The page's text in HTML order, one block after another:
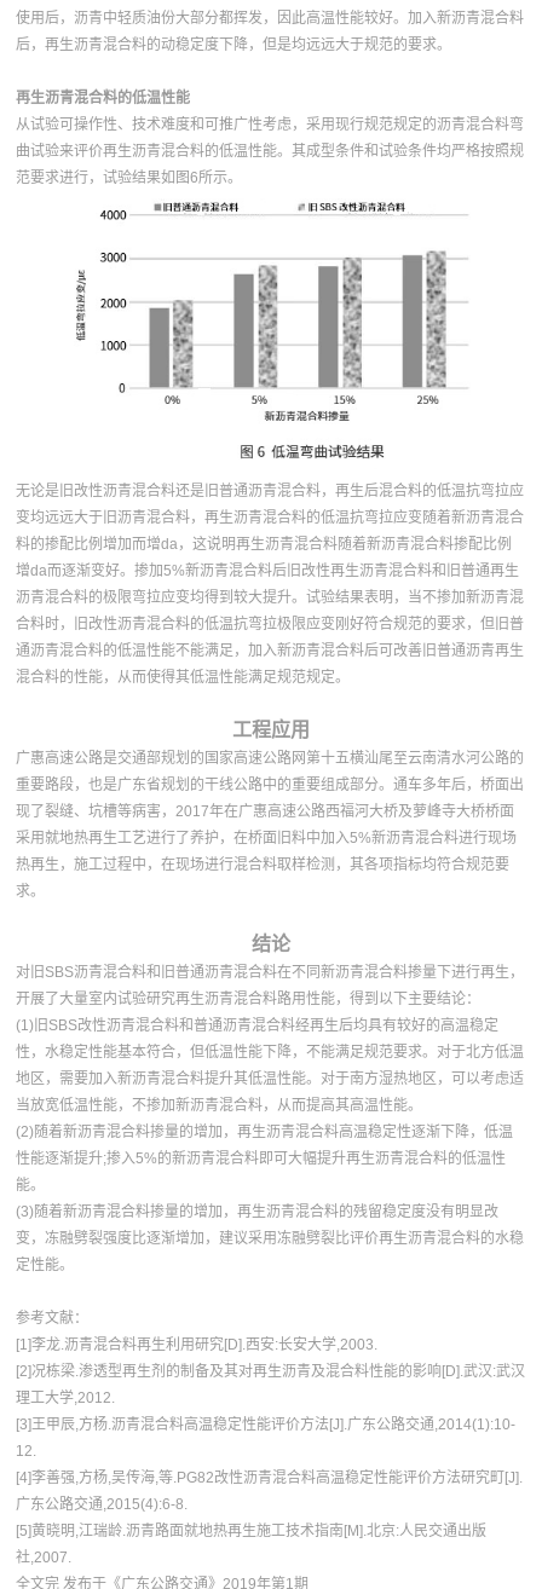
使用后，沥青中轻质油份大部分都挥发，因此高温性能较好。加入新沥青混合料
后，再生沥青混合料的动稳定度下降，但是均远远大于规范的要求。
再生沥青混合料的低温性能
从试验可操作性、技术难度和可推广性考虑，采用现行规范规定的沥青混合料弯
曲试验来评价再生沥青混合料的低温性能。其成型条件和试验条件均严格按照规
范要求进行，试验结果如图6所示。
无论是旧改性沥青混合料还是旧普通沥青混合料，再生后混合料的低温抗弯拉应
变均远远大于旧沥青混合料，再生沥青混合料的低温抗弯拉应变随着新沥青混合
料的掺配比例增加而增da，这说明再生沥青混合料随着新沥青混合料掺配比例
增da而逐渐变好。掺加5%新沥青混合料后旧改性再生沥青混合料和旧普通再生
沥青混合料的极限弯拉应变均得到较大提升。试验结果表明，当不掺加新沥青混
合料时，旧改性沥青混合料的低温抗弯拉极限应变刚好符合规范的要求，但旧普
通沥青混合料的低温性能不能满足，加入新沥青混合料后可改善旧普通沥青再生
混合料的性能，从而使得其低温性能满足规范规定。
工程应用
广惠高速公路是交通部规划的国家高速公路网第十五横汕尾至云南清水河公路的
重要路段，也是广东省规划的干线公路中的重要组成部分。通车多年后，桥面出
现了裂缝、坑槽等病害，2017年在广惠高速公路西福河大桥及萝峰寺大桥桥面
采用就地热再生工艺进行了养护，在桥面旧料中加入5%新沥青混合料进行现场
热再生，施工过程中，在现场进行混合料取样检测，其各项指标均符合规范要
求。
结论
对旧SBS沥青混合料和旧普通沥青混合料在不同新沥青混合料掺量下进行再生，
开展了大量室内试验研究再生沥青混合料路用性能，得到以下主要结论：
(1)旧SBS改性沥青混合料和普通沥青混合料经再生后均具有较好的高温稳定
性，水稳定性能基本符合，但低温性能下降，不能满足规范要求。对于北方低温
地区，需要加入新沥青混合料提升其低温性能。对于南方湿热地区，可以考虑适
当放宽低温性能，不掺加新沥青混合料，从而提高其高温性能。
(2)随着新沥青混合料掺量的增加，再生沥青混合料高温稳定性逐渐下降，低温
性能逐渐提升;掺入5%的新沥青混合料即可大幅提升再生沥青混合料的低温性
能。
(3)随着新沥青混合料掺量的增加，再生沥青混合料的残留稳定度没有明显改
变，冻融劈裂强度比逐渐增加，建议采用冻融劈裂比评价再生沥青混合料的水稳
定性能。
参考文献：
[1]李龙.沥青混合料再生利用研究[D].西安:长安大学,2003.
[2]况栋梁.渗透型再生剂的制备及其对再生沥青及混合料性能的影响[D].武汉:武汉
理工大学,2012.
[3]王甲辰,方杨.沥青混合料高温稳定性能评价方法[J].广东公路交通,2014(1):10-
12.
[4]李善强,方杨,吴传海,等.PG82改性沥青混合料高温稳定性能评价方法研究町[J].
广东公路交通,2015(4):6-8.
[5]黄晓明,江瑞龄.沥青路面就地热再生施工技术指南[M].北京:人民交通出版
社,2007.
全文完 发布于《广东公路交通》2019年第1期